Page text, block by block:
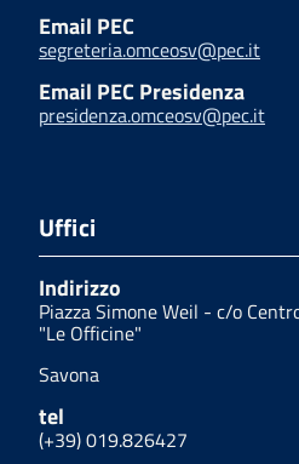
Email PEC
segreteria.omceosv@pec.it
Email PEC Presidenza
presidenza.omceosv@pec.it
Uffici
Indirizzo
Piazza Simone Weil - c/o
"Le Officine"
Savona
tel
(+39) 019.826427